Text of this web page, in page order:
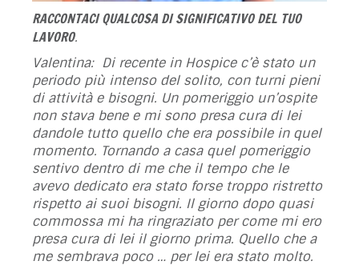
RACCONTACI QUALCOSA DI SIGNIFICATIVO DEL TUO
LAVORO.
Valentina: Di recente in Hospice c’è stato un
periodo più intenso del solito, con turni pieni
di attività e bisogni. Un pomeriggio un’ospite
non stava bene e mi sono presa cura di lei
dandole tutto quello che era possibile in quel
momento. Tornando a casa quel pomeriggio
sentivo dentro di me che il tempo che le
avevo dedicato era stato forse troppo ristretto
rispetto ai suoi bisogni. Il giorno dopo quasi
commossa mi ha ringraziato per come mi ero
presa cura di lei il giorno prima. Quello che a
me sembrava poco … per lei era stato molto.